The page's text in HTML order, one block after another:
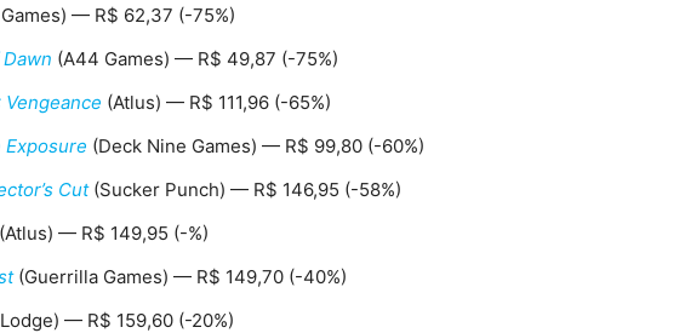
— R$ 62,37 (-75%)
(A44 Games) — R$ 49,87 (-75%)
(Atlus) — R$ 111,96 (-65%)
(Deck Nine Games) — R$ 99,80 (-60%)
Cut(Sucker Punch) — R$ 146,95 (-58%)
(Atlus) — R$ 149,95 (-%)
(Guerrilla Games) — R$ 149,70 (-40%)
— R$ 159,60 (-20%)